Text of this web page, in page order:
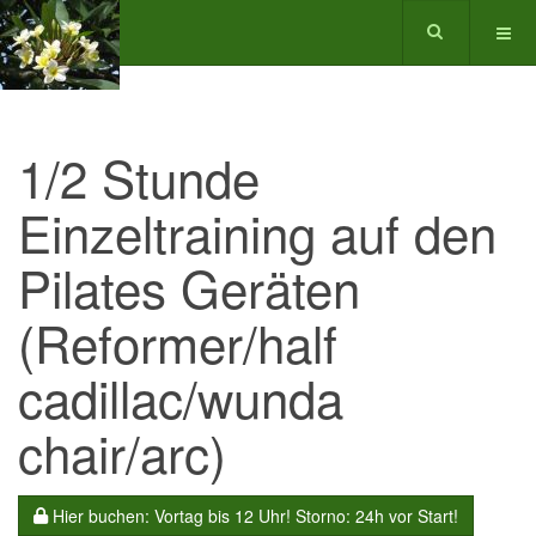
1/2 Stunde
Einzeltraining auf den
Pilates Geräten
(Reformer/half
cadillac/wunda
chair/arc)
Hier buchen: Vortag bis 12 Uhr! Storno: 24h vor Start!